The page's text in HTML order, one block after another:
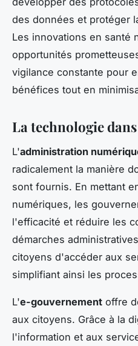
des données et protéger
Les innovations en santé
opportunités
vigilance constante pour
bénéfices tout en
La technologie
L'administration
radicalement la manière
sont fournis. En mettant
numériques, les
l'efficacité et réduire les
démarches
citoyens d'accéder aux
simplifiant ainsi les
L'e-gouvernement offre
aux citoyens. Grâce à la
l'information et aux